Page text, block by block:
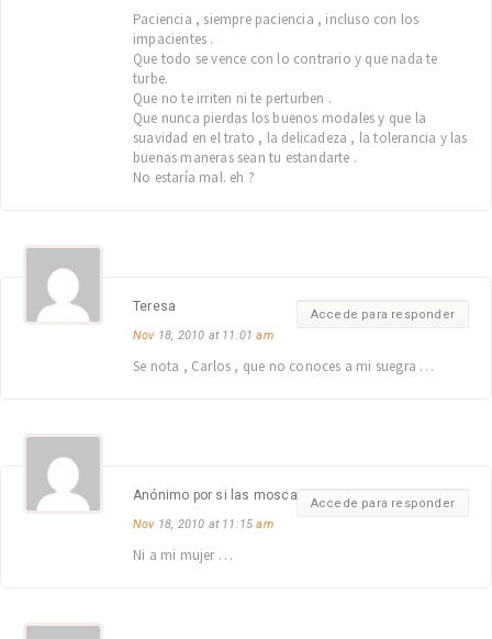
Paciencia , siempre paciencia , incluso con los
impacientes .
Que todo se vence con lo contrario y que nada te
turbe.
Que no te irriten ni te perturben .
Que nunca pierdas los buenos modales y que la
suavidad en el trato , la delicadeza , la tolerancia y las
buenas maneras sean tu estandarte .
No estaría mal. eh ?
Accede para responder
Teresa
Nov18, 2010 at 11:01am
Se nota , Carlos , que no conoces a mi suegra …
Accede para responder
Anónimo por si las moscas …
Nov18, 2010 at 11:15am
Ni a mi mujer …